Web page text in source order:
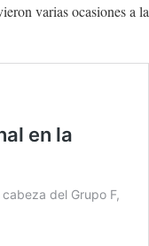
varias ocasiones a la